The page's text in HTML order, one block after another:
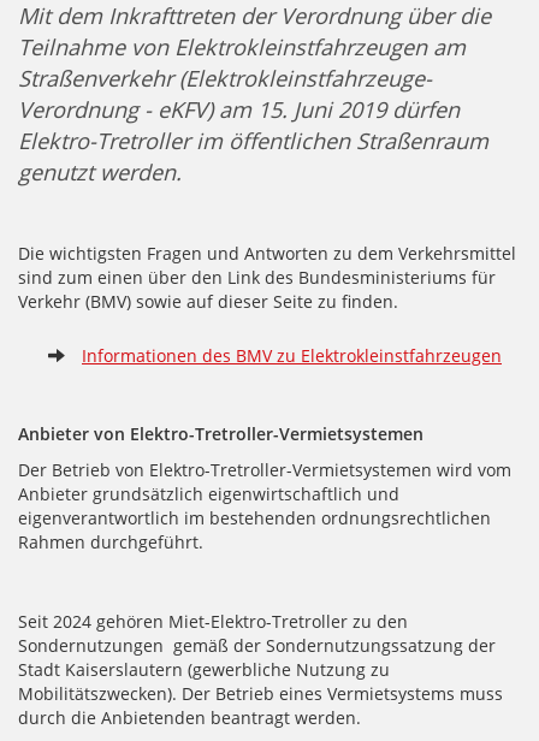
Mit dem Inkrafttreten der Verordnung über die
Teilnahme von Elektrokleinstfahrzeugen am
Straßenverkehr (Elektrokleinstfahrzeuge-
Verordnung - eKFV) am 15. Juni 2019 dürfen
Elektro-Tretroller im öffentlichen Straßenraum
genutzt werden.
Die wichtigsten Fragen und Antworten zu dem Verkehrsmittel
sind zum einen über den Link des Bundesministeriums für
Verkehr (BMV) sowie auf dieser Seite zu finden.
Informationen des BMV zu Elektrokleinstfahrzeugen
Anbieter von Elektro-Tretroller-Vermietsystemen
Der Betrieb von Elektro-Tretroller-Vermietsystemen wird vom
Anbieter grundsätzlich eigenwirtschaftlich und
eigenverantwortlich im bestehenden ordnungsrechtlichen
Rahmen durchgeführt.
Seit 2024 gehören Miet-Elektro-Tretroller zu den
Sondernutzungen gemäß der Sondernutzungssatzung der
Stadt Kaiserslautern (gewerbliche Nutzung zu
Mobilitätszwecken). Der Betrieb eines Vermietsystems muss
durch die Anbietenden beantragt werden.